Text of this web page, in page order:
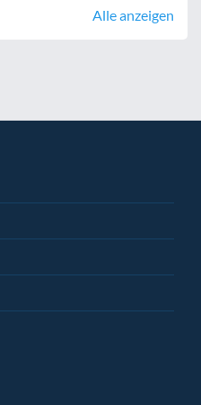
Alle anzeigen